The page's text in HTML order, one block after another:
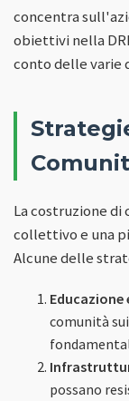
concentra
obiettivi nella
conto delle varie
La costruzione
collettivo e una
Alcune delle
Educazione
comunità
possano